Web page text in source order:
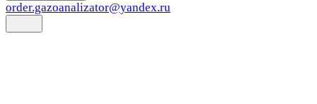
order.gazoanalizator@yandex.ru